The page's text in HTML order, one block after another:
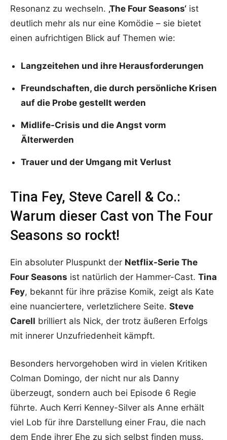
Resonanz zu wechseln. ‚The Four Seasons‘ ist
deutlich mehr als nur eine Komödie – sie bietet
einen aufrichtigen Blick auf Themen wie:
Langzeitehen und ihre Herausforderungen
Freundschaften, die durch persönliche Krisen
auf die Probe gestellt werden
Midlife-Crisis und die Angst vorm
Älterwerden
Trauer und der Umgang mit Verlust
Tina Fey, Steve Carell & Co.:
Warum dieser Cast von The Four
Seasons so rockt!
Ein absoluter Pluspunkt der Netflix-Serie The
Four Seasons ist natürlich der Hammer-Cast. Tina
Fey, bekannt für ihre präzise Komik, zeigt als Kate
eine nuanciertere, verletzlichere Seite. Steve
Carell brilliert als Nick, der trotz äußeren Erfolgs
mit innerer Unzufriedenheit kämpft.
Besonders hervorgehoben wird in vielen Kritiken
Colman Domingo, der nicht nur als Danny
überzeugt, sondern auch bei Episode 6 Regie
führte. Auch Kerri Kenney-Silver als Anne erhält
viel Lob für ihre Darstellung einer Frau, die nach
dem Ende ihrer Ehe zu sich selbst finden muss.